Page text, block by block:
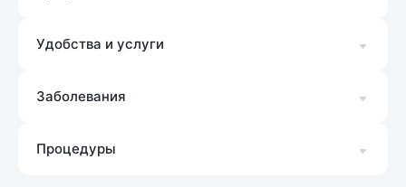
Удобства и услуги
Заболевания
Процедуры